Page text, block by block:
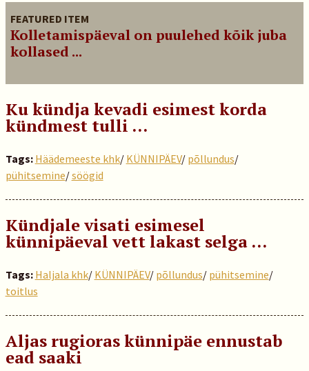
FEATURED ITEM
Kolletamispäeval on puulehed kõik juba
kollased ...
Ku kündja kevadi esimest korda
kündmest tulli …
Tags: Häädemeeste khk/ KÜNNIPÄEV/ põllundus/
pühitsemine/söögid
Kündjale visati esimesel
künnipäeval vett lakast selga ...
Tags: Haljala khk/ KÜNNIPÄEV/ põllundus/ pühitsemine/
toitlus
Aljas rugioras künnipäe ennustab
ead saaki